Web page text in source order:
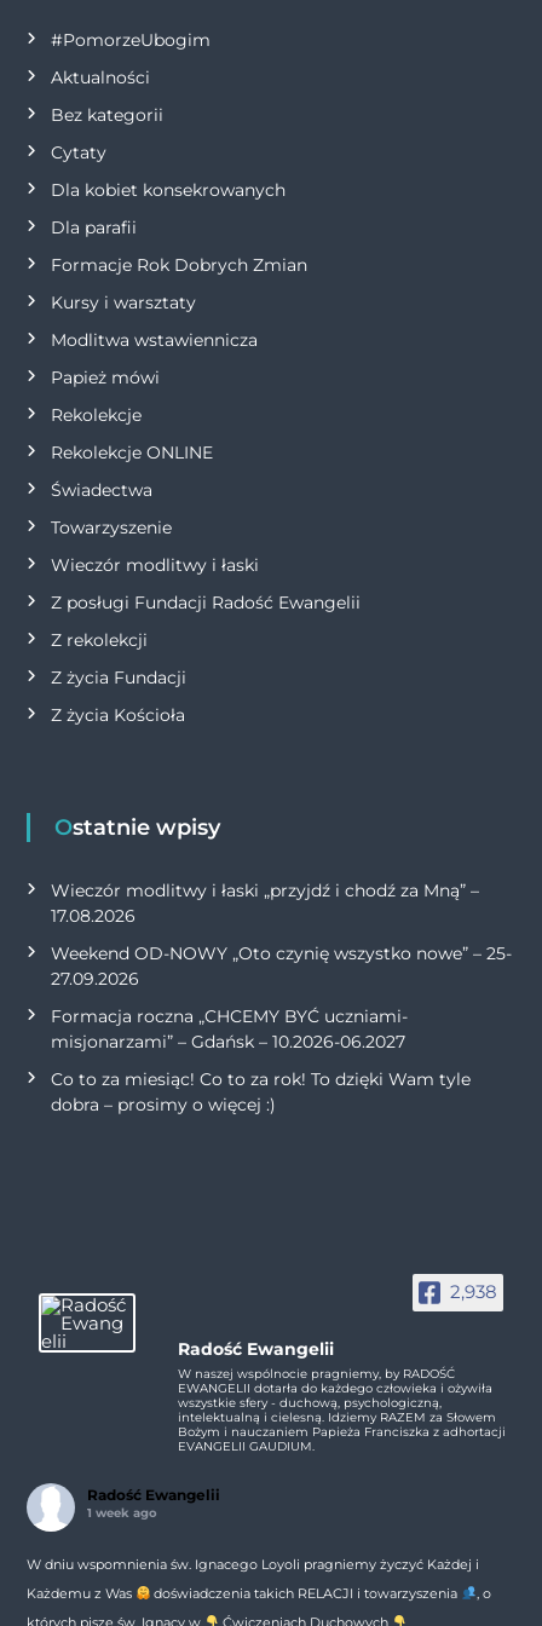
c
j
a
w
p
i
s
u
#PomorzeUbogim
Aktualności
Bez kategorii
Cytaty
Dla kobiet konsekrowanych
Dla parafii
Formacje Rok Dobrych Zmian
Kursy i warsztaty
Modlitwa wstawiennicza
Papież mówi
Rekolekcje
Rekolekcje ONLINE
Świadectwa
Towarzyszenie
Wieczór modlitwy i łaski
Z posługi Fundacji Radość Ewangelii
Z rekolekcji
Z życia Fundacji
Z życia Kościoła
Ostatnie wpisy
Wieczór modlitwy i łaski „przyjdź i chodź za Mną” –
17.08.2026
Weekend OD-NOWY „Oto czynię wszystko nowe” – 25-
27.09.2026
Formacja roczna „CHCEMY BYĆ uczniami-
misjonarzami” – Gdańsk – 10.2026-06.2027
Co to za miesiąc! Co to za rok! To dzięki Wam tyle
dobra – prosimy o więcej :)
2,938
Radość Ewangelii
W naszej wspólnocie pragniemy, by RADOŚĆ
EWANGELII dotarła do każdego człowieka i ożywiła
wszystkie sfery - duchową, psychologiczną,
intelektualną i cielesną. Idziemy RAZEM za Słowem
Bożym i nauczaniem Papieża Franciszka z adhortacji
EVANGELII GAUDIUM.
Radość Ewangelii
1 week ago
W dniu wspomnienia św. Ignacego Loyoli pragniemy życzyć Każdej i
Każdemu z Was
doświadczenia takich RELACJI i towarzyszenia
, o
których pisze św. Ignacy w
Ćwiczeniach Duchowych